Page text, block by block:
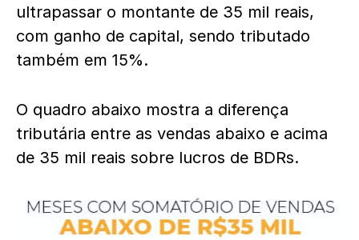
ultrapassar o montante de 35 mil reais,
com ganho de capital, sendo tributado
também em 15%.
O quadro abaixo mostra a diferença
tributária entre as vendas abaixo e acima
de 35 mil reais sobre lucros de BDRs.